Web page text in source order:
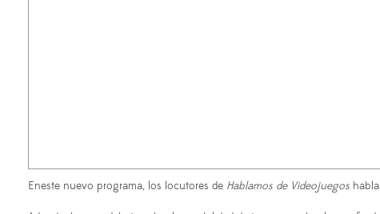
Eneste nuevo programa, los locutores de Hablamos de Videojuegos